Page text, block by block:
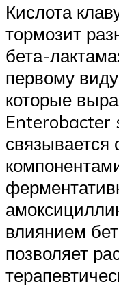
Кислота
тормозит
бета-
первому
которые
Enterobacter
связывается
влиянием
позволяет